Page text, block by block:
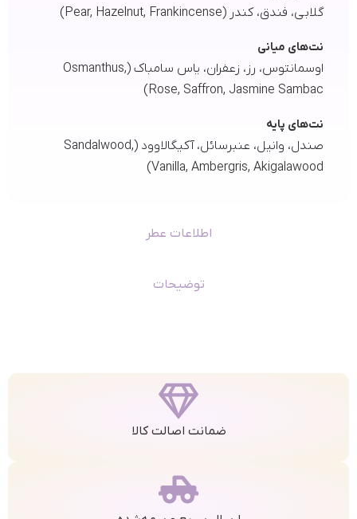
اطلاعات عطر
توضیحات
گلابی، فندق، کندر (Pear, Hazelnut, Frankincense)
نت‌های میانی
اوسمانتوس، رز، زعفران، یاس سامباک (Osmanthus,
Rose, Saffron, Jasmine Sambac)
نت‌های پایه
صندل، وانیل، عنبرسائل، آکیگالاوود (Sandalwood,
Vanilla, Ambergris, Akigalawood)
ضمانت اصالت کالا